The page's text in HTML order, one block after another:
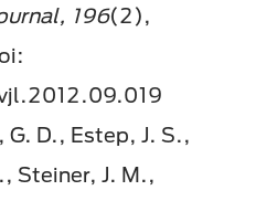
196(2),
D., Estep, J. S.,
Steiner, J. M.,